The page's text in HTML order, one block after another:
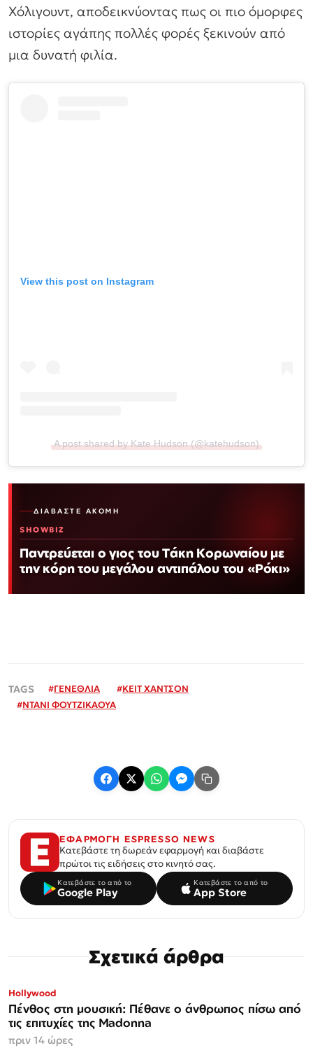
Χόλιγουντ, αποδεικνύοντας πως οι πιο όμορφες
ιστορίες αγάπης πολλές φορές ξεκινούν από
μια δυνατή φιλία.
View this post on Instagram
A post shared by Kate Hudson (@katehudson)
ΔΙΑΒΆΣΤΕ ΑΚΌΜΗ
SHOWBIZ
Παντρεύεται ο γιος του Τάκη Κορωναίου με
την κόρη του μεγάλου αντιπάλου του «Ρόκι»
#ΓΕΝΕΘΛΙΑ #ΚΕΙΤ ΧΑΝΤΣΟΝ
#ΝΤΑΝΙ ΦΟΥΤΖΙΚΑΟΥΑ
ΕΦΑΡΜΟΓΗ ESPRESSO NEWS
Κατεβάστε τη δωρεάν εφαρμογή και διαβάστε
πρώτοι τις ειδήσεις στο κινητό σας.
Κατεβάστε το από το
Google Play
Κατεβάστε το από το
App Store
Σχετικά άρθρα
Hollywood
Πένθος στη μουσική: Πέθανε ο άνθρωπος πίσω από
τις επιτυχίες της Madonna
πριν 14 ώρες